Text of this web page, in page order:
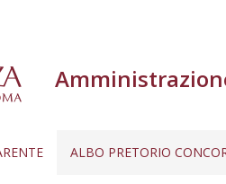
ALBO PRETORIO